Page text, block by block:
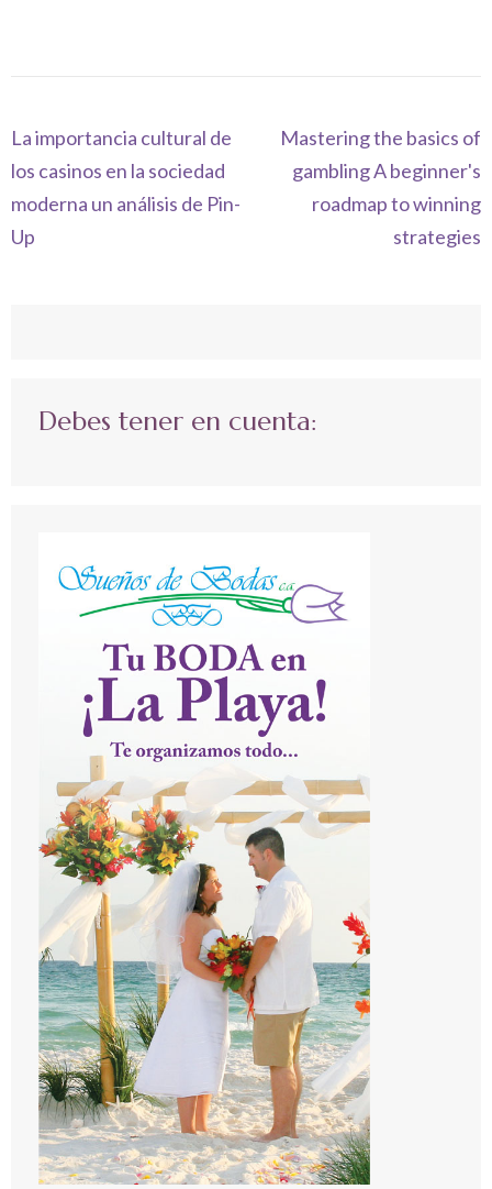
Navegación
de
entradas
La importancia cultural de
los casinos en la sociedad
moderna un análisis de Pin-
Up
Mastering the basics of
gambling A beginner's
roadmap to winning
strategies
Debes tener en cuenta: